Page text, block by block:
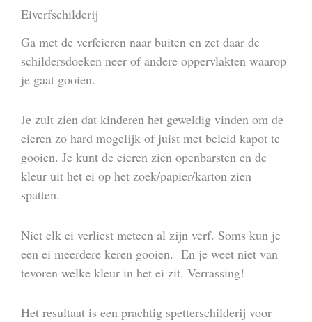
Eiverfschilderij
Ga met de verfeieren naar buiten en zet daar de
schildersdoeken neer of andere oppervlakten waarop
je gaat gooien.
Je zult zien dat kinderen het geweldig vinden om de
eieren zo hard mogelijk of juist met beleid kapot te
gooien. Je kunt de eieren zien openbarsten en de
kleur uit het ei op het zoek/papier/karton zien
spatten.
Niet elk ei verliest meteen al zijn verf. Soms kun je
een ei meerdere keren gooien. En je weet niet van
tevoren welke kleur in het ei zit. Verrassing!
Het resultaat is een prachtig spetterschilderij voor